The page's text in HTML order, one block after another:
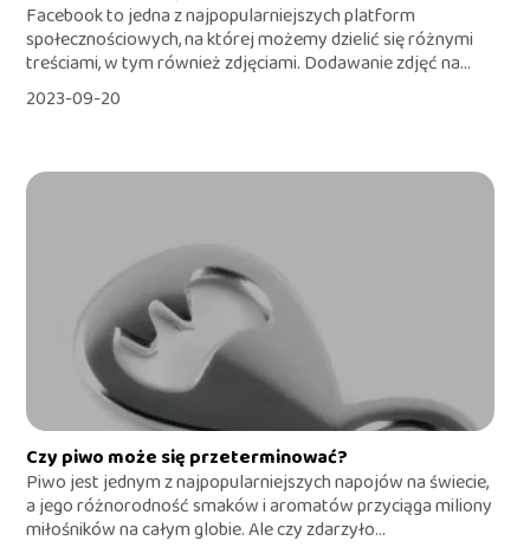
Facebook to jedna z najpopularniejszych platform
społecznościowych, na której możemy dzielić się różnymi
treściami, w tym również zdjęciami. Dodawanie zdjęć na...
2023-09-20
Czy piwo może się przeterminować?
Piwo jest jednym z najpopularniejszych napojów na świecie,
a jego różnorodność smaków i aromatów przyciąga miliony
miłośników na całym globie. Ale czy zdarzyło...